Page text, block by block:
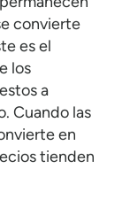
convierte
es el
los
a
Cuando las
en
tienden